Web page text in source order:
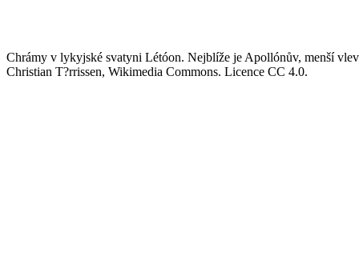
Chrámy v lykyjské svatyni Létóon. Nejblíže je Apollónův, menší
Christian T?rrissen, Wikimedia Commons. Licence CC 4.0.